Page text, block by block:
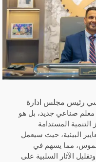
رئيس مجلس ادارة
صناعي جديد، بل هو
التنمية المستدامة
البيئية، حيث سيعمل
مما يسهم في
الآثار السلبية على